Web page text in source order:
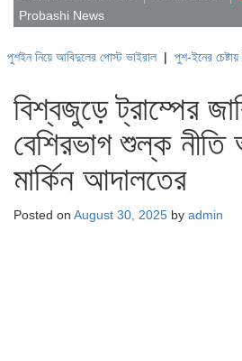
Probashi News
পোস্ট ভাইরাল |পুশ-ইনের চেষ্টায় বিএসএফ,
বিশ্বজুড়ে ট্রাম্পের
বেশিরভাগ শুল্ক নীতি
মার্কিন আদালতের
Posted on August 30, 2025 by admin